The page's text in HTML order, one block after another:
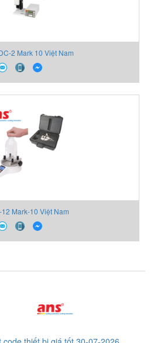
2 Mark 10 Việt Nam
12 Mark-10 Việt Nam